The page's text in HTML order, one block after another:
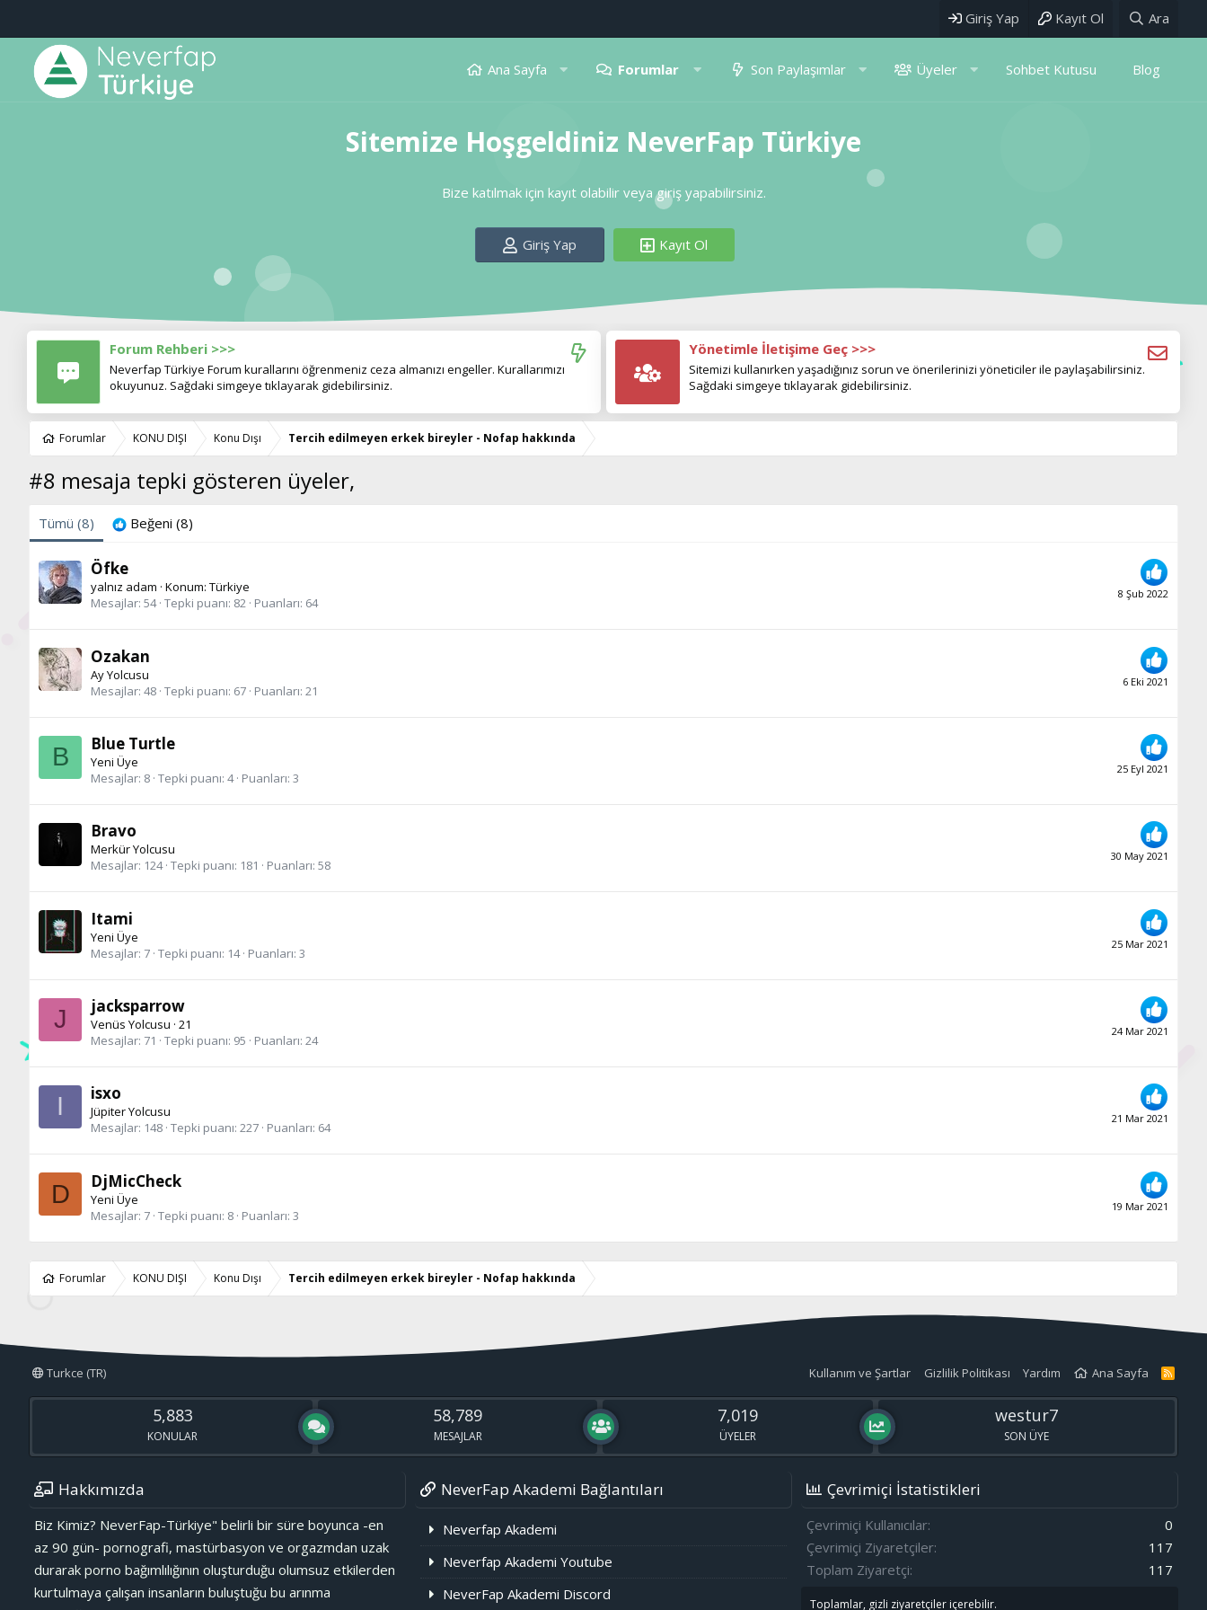
Giriş Yap Kayıt Ol Ara
Ana Sayfa Forumlar Son Paylaşımlar Üyeler Sohbet Kutusu Blog
Sitemize Hoşgeldiniz NeverFap Türkiye
Bize katılmak için kayıt olabilir veya giriş yapabilirsiniz.
Giriş Yap Kayıt Ol
Forum Rehberi >>>
Neverfap Türkiye Forum kurallarını öğrenmeniz ceza almanızı engeller. Kurallarımızı
okuyunuz. Sağdaki simgeye tıklayarak gidebilirsiniz.
Yönetimle İletişime Geç >>>
Sitemizi kullanırken yaşadığınız sorun ve önerilerinizi yöneticiler ile paylaşabilirsiniz.
Sağdaki simgeye tıklayarak gidebilirsiniz.
Forumlar KONU DIŞI Konu Dışı Tercih edilmeyen erkek bireyler - Nofap hakkında
#8 mesaja tepki gösteren üyeler,
Tümü (8) Beğeni (8)
8 Şub 2022
Öfke
yalnız adam · Konum: Türkiye
Mesajlar 54 Tepki puanı 82 Puanları 64
6 Eki 2021
Ozakan
Ay Yolcusu
Mesajlar 48 Tepki puanı 67 Puanları 21
B 25 Eyl 2021
Blue Turtle
Yeni Üye
Mesajlar 8 Tepki puanı 4 Puanları 3
30 May 2021
Bravo
Merkür Yolcusu
Mesajlar 124 Tepki puanı 181 Puanları 58
25 Mar 2021
Itami
Yeni Üye
Mesajlar 7 Tepki puanı 14 Puanları 3
J 24 Mar 2021
jacksparrow
Venüs Yolcusu · 21
Mesajlar 71 Tepki puanı 95 Puanları 24
I 21 Mar 2021
isxo
Jüpiter Yolcusu
Mesajlar 148 Tepki puanı 227 Puanları 64
D 19 Mar 2021
DjMicCheck
Yeni Üye
Mesajlar 7 Tepki puanı 8 Puanları 3
Forumlar KONU DIŞI Konu Dışı Tercih edilmeyen erkek bireyler - Nofap hakkında
Turkce (TR) Kullanım ve Şartlar Gizlilik Politikası Yardım Ana Sayfa
R
S
5,883
KONULAR
58,789
MESAJLAR
7,019
ÜYELER
westur7
SON ÜYE
Hakkımızda
Biz Kimiz? NeverFap-Türkiye" belirli bir süre boyunca -en
az 90 gün- pornografi, mastürbasyon ve orgazmdan uzak
durarak porno bağımlılığının oluşturduğu olumsuz etkilerden
kurtulmaya çalışan insanların buluştuğu bu arınma
NeverFap Akademi Bağlantıları
Neverfap Akademi
Neverfap Akademi Youtube
NeverFap Akademi Discord
Çevrimiçi İstatistikleri
Çevrimiçi Kullanıcılar
0
Çevrimiçi Ziyaretçiler
117
Toplam Ziyaretçi
117
Toplamlar, gizli ziyaretçiler içerebilir.